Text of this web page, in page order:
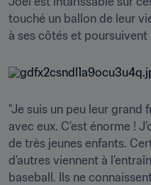
touché un ballon de leur
à ses côtés et
"Je suis un peu leur grand
avec eux. C’est énorme !
de très jeunes enfants.
d’autres viennent à
baseball. Ils ne